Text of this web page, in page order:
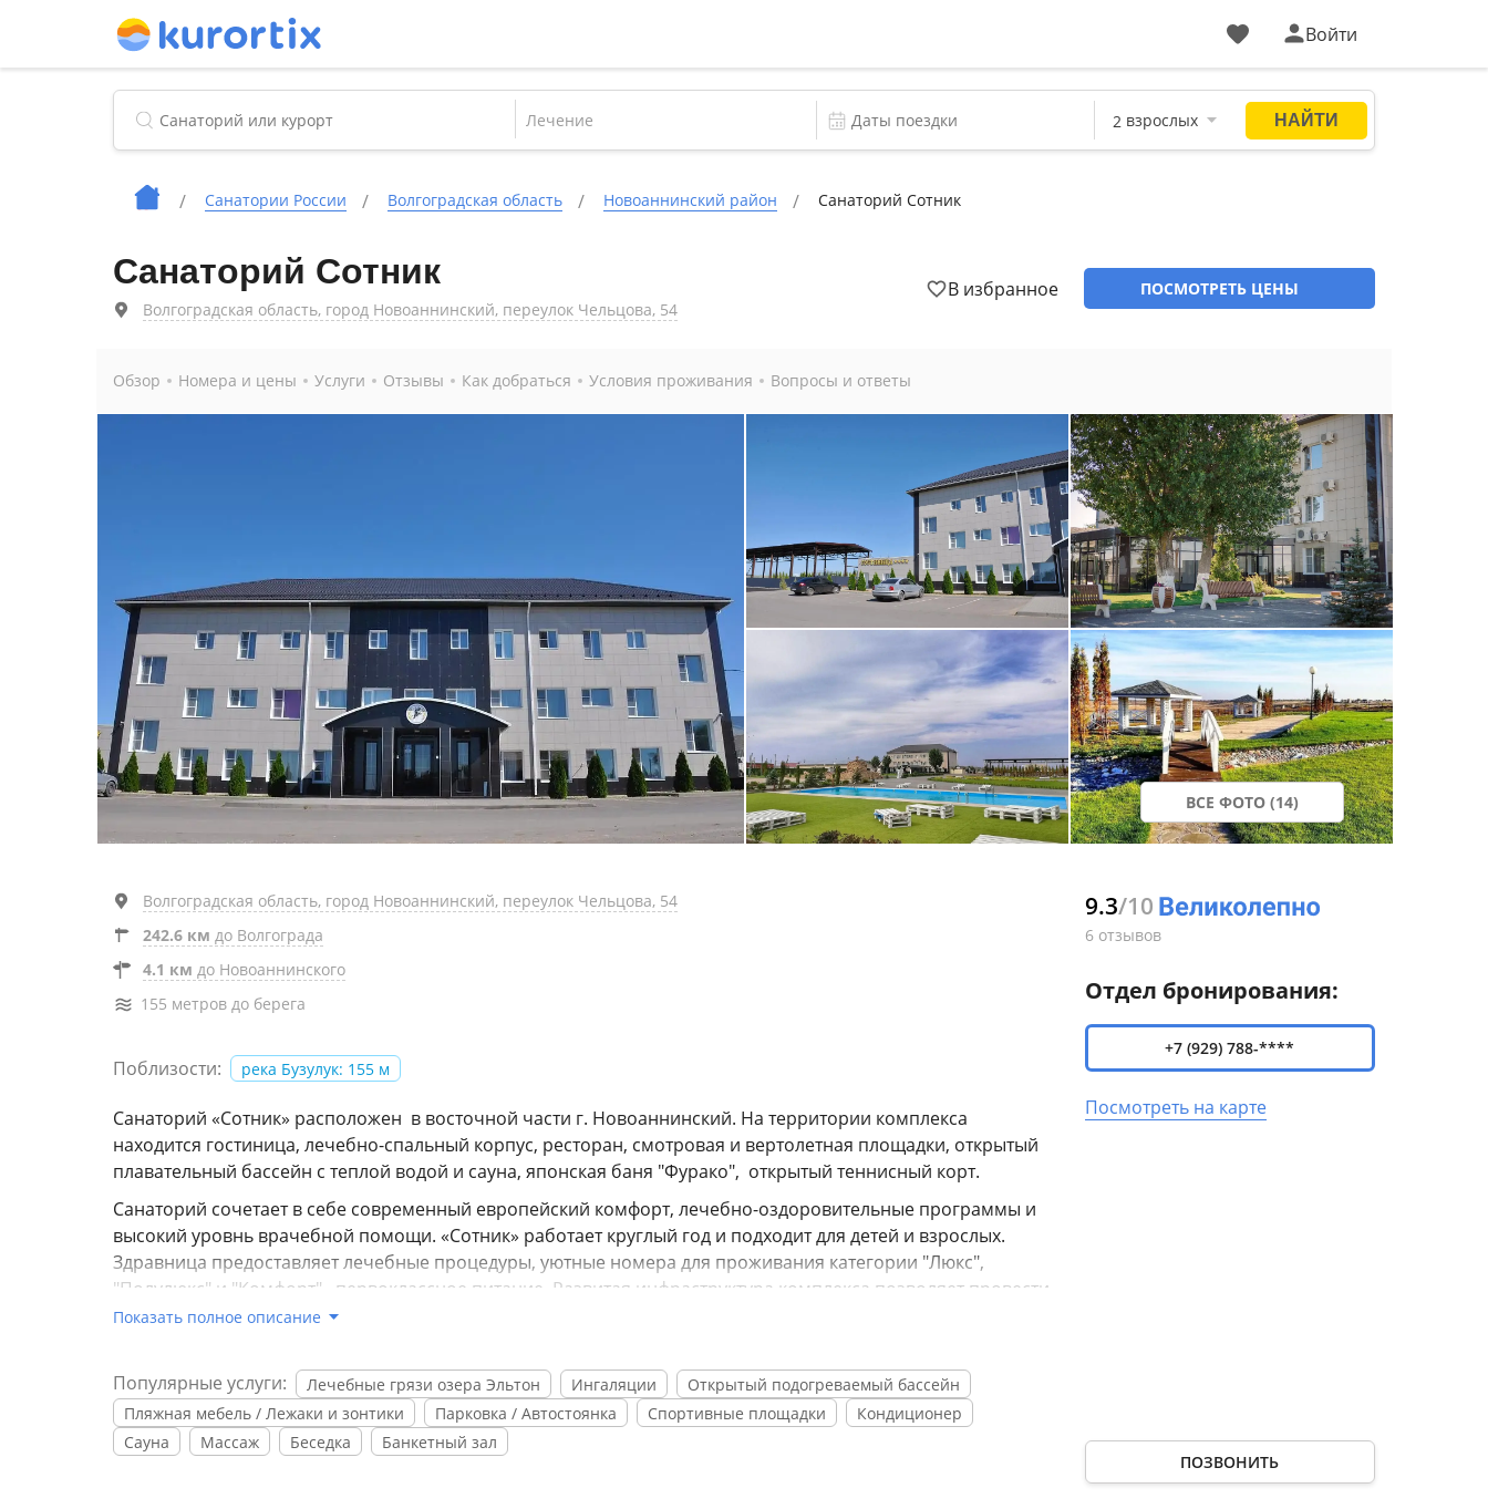
Войти
Лечение
Cанатории России Волгоградская область Новоаннинский район Санаторий Сотник
Санаторий Сотник
Волгоградская область, город Новоаннинский, переулок Чельцова, 54
В избранное ПОСМОТРЕТЬ ЦЕНЫ
Обзор Номера и цены Услуги Отзывы Как добраться Условия проживания Вопросы и ответы
ВСЕ ФОТО (14)
Волгоградская область, город Новоаннинский, переулок Чельцова, 54
242.6 км до Волгограда
4.1 км до Новоаннинского
155 метров до берега
Поблизости: река Бузулук: 155 м
Санаторий «Сотник» расположен в восточной части г. Новоаннинский. На территории комплекса
находится гостиница, лечебно-спальный корпус, ресторан, смотровая и вертолетная площадки, открытый
плавательный бассейн с теплой водой и сауна, японская баня "Фурако", открытый теннисный корт.
Санаторий сочетает в себе современный европейский комфорт, лечебно-оздоровительные программы и
высокий уровнь врачебной помощи. «Сотник» работает круглый год и подходит для детей и взрослых.
Здравница предоставляет лечебные процедуры, уютные номера для проживания категории "Люкс",
"Полулюкс" и "Комфорт" , первоклассное питание. Развитая инфраструктура комплекса позволяет провести
свой досуг интересно и разнообразно.
различными заболеваниями:опорно-двигательного аппарата; сердечно-сосудистой и нервной систем;
органов дыхания и пищеварения; кожных покровов; гинекология.
В санатории применяются современные методы и методики восстановительной терапии, используются
Показать полное описание
Популярные услуги: Лечебные грязи озера Эльтон Ингаляции
Открытый подогреваемый бассейн
Пляжная мебель / Лежаки и зонтики
Парковка / Автостоянка Спортивные площадки
Кондиционер
Сауна
Массаж Беседка Банкетный зал
9.3/10
6 отзывов
Отдел бронирования:
+7 (929) 788-****
Посмотреть на карте
ПОЗВОНИТЬ